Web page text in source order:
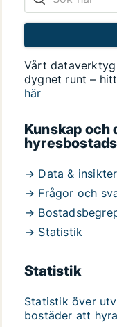
Vårt
dygnet runt –
här
Kunskap och
→ Data & insikter
→ Frågor och
→
→ Statistik
Statistik
Statistik över
bostäder att